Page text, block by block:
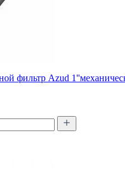
фильтр Azud